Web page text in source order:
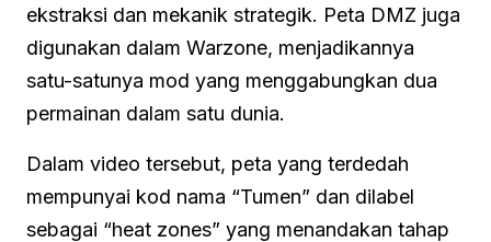
ekstraksi dan mekanik strategik. Peta DMZ juga
digunakan dalam Warzone, menjadikannya
satu-satunya mod yang menggabungkan dua
permainan dalam satu dunia.
Dalam video tersebut, peta yang terdedah
mempunyai kod nama “Tumen” dan dilabel
sebagai “heat zones” yang menandakan tahap